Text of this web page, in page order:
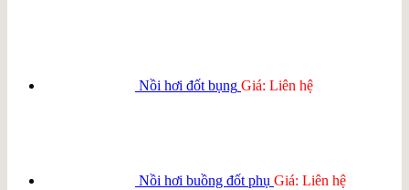
Nồi hơi đốt bụng Giá: Liên hệ
Nồi hơi buồng đốt phụ Giá: Liên hệ